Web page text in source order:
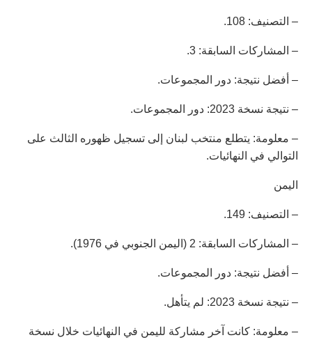
– التصنيف: 108.
– المشاركات السابقة: 3.
– أفضل نتيجة: دور المجموعات.
– نتيجة نسخة 2023: دور المجموعات.
– معلومة: يتطلع منتخب لبنان إلى تسجيل ظهوره الثالث على
التوالي في النهائيات.
اليمن
– التصنيف: 149.
– المشاركات السابقة: 2 (اليمن الجنوبي في 1976).
– أفضل نتيجة: دور المجموعات.
– نتيجة نسخة 2023: لم يتأهل.
– معلومة: كانت آخر مشاركة لليمن في النهائيات خلال نسخة